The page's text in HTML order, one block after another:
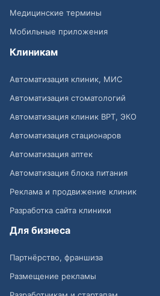
Медицинские термины
Мобильные приложения
Клиникам
Автоматизация клиник, МИС
Автоматизация стоматологий
Автоматизация клиник ВРТ, ЭКО
Автоматизация стационаров
Автоматизация аптек
Автоматизация блока питания
Реклама и продвижение клиник
Разработка сайта клиники
Для бизнеса
Партнёрство, франшиза
Размещение рекламы